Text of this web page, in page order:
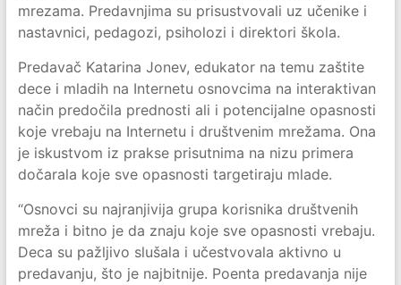
mrezama. Predavnjima su prisustvovali uz učenike i
nastavnici, pedagozi, psiholozi i direktori škola.
Predavač Katarina Jonev, edukator na temu zaštite
dece i mladih na Internetu osnovcima na interaktivan
način predočila prednosti ali i potencijalne opasnosti
koje vrebaju na Internetu i društvenim mrežama. Ona
je iskustvom iz prakse prisutnima na nizu primera
dočarala koje sve opasnosti targetiraju mlade.
“Osnovci su najranjivija grupa korisnika društvenih
mreža i bitno je da znaju koje sve opasnosti vrebaju.
Deca su pažljivo slušala i učestvovala aktivno u
predavanju, što je najbitnije. Poenta predavanja nije